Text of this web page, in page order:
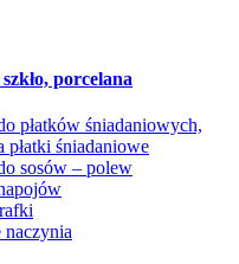
porcelana
płatków śniadaniowych,
płatki śniadaniowe
sosów – polew